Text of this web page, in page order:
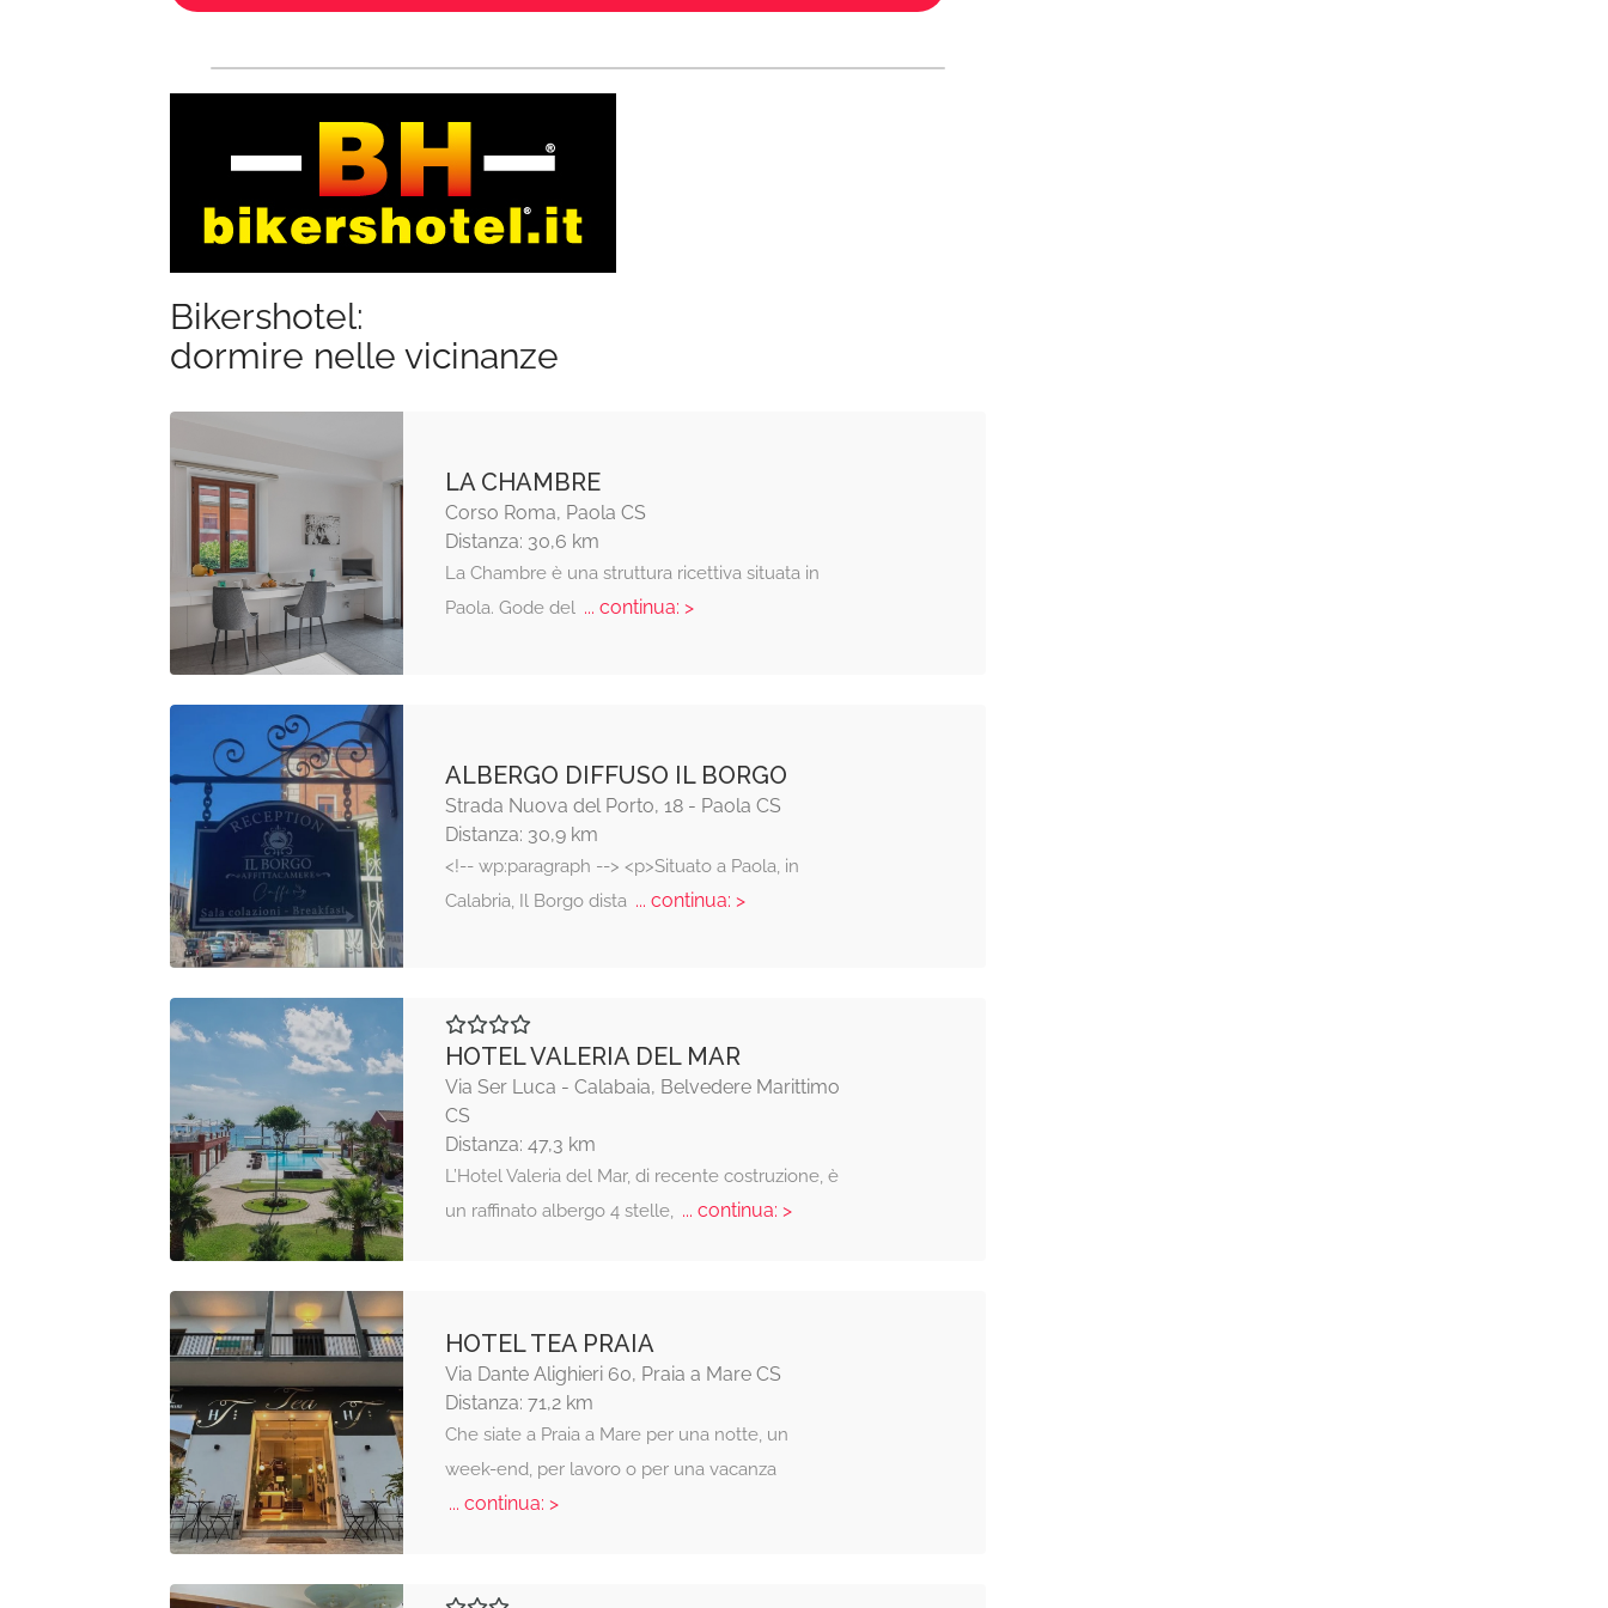
Bikershotel:
dormire nelle vicinanze
LA CHAMBRE
Corso Roma, Paola CS
Distanza: 30,6 km
La Chambre è una struttura ricettiva situata in
Paola. Gode del... continua: >
ALBERGO DIFFUSO IL BORGO
Strada Nuova del Porto, 18 - Paola CS
Distanza: 30,9 km
<!-- wp:paragraph --> <p>Situato a Paola, in
Calabria, Il Borgo dista... continua: >
HOTEL VALERIA DEL MAR
Via Ser Luca - Calabaia, Belvedere Marittimo
CS
Distanza: 47,3 km
L’Hotel Valeria del Mar, di recente costruzione, è
un raffinato albergo 4 stelle,... continua: >
HOTEL TEA PRAIA
Via Dante Alighieri 60, Praia a Mare CS
Distanza: 71,2 km
Che siate a Praia a Mare per una notte, un
week-end, per lavoro o per una vacanza
... continua: >